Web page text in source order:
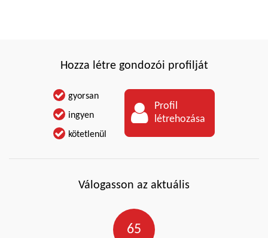
Hozza létre gondozói profilját
Profil
létrehozása
gyorsan
ingyen
kötetlenül
Válogasson az aktuális
65